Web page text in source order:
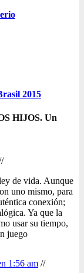
2015
HIJOS. Un
de vida. Aunque
uno mismo, para
conexión;
Ya que la
usar su tiempo,
juego
1:56 am //